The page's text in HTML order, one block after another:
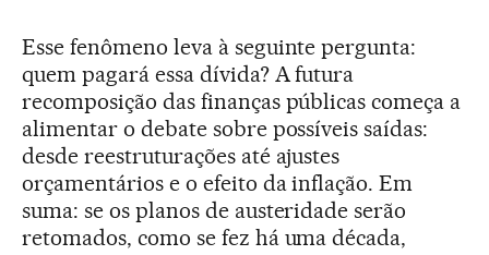
Esse fenômeno leva à seguinte pergunta:
quem pagará essa dívida? A futura
recomposição das finanças públicas começa a
alimentar o debate sobre possíveis saídas:
desde reestruturações até ajustes
orçamentários e o efeito da inflação. Em
suma: se os planos de austeridade serão
retomados, como se fez há uma década,